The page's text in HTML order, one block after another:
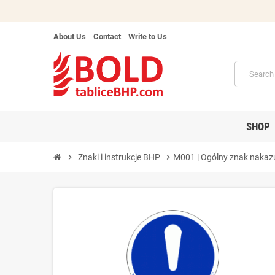
About Us Contact Write to Us
SHOP
chevron_right Znaki i instrukcje BHP chevron_right M001 | Ogólny znak